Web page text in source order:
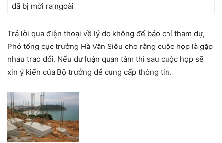
đã bị mời ra ngoài
Trả lời qua điện thoại về lý do không để báo chí tham dự,
Phó tổng cục trưởng Hà Văn Siêu cho rằng cuộc họp là gặp
nhau trao đổi. Nếu dư luận quan tâm thì sau cuộc họp sẽ
xin ý kiến của Bộ trưởng để cung cấp thông tin.